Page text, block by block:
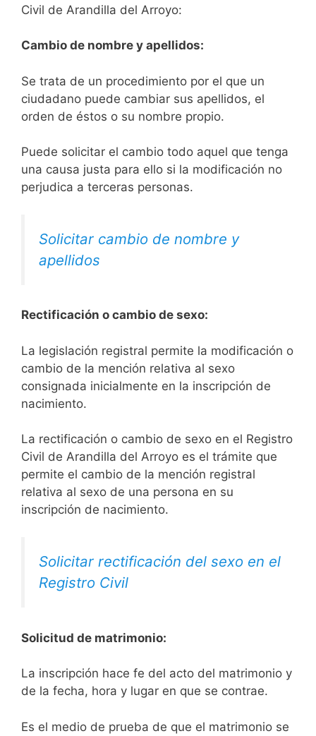
Civil de Arandilla del Arroyo:
Cambio de nombre y apellidos:
Se trata de un procedimiento por el que un
ciudadano puede cambiar sus apellidos, el
orden de éstos o su nombre propio.
Puede solicitar el cambio todo aquel que tenga
una causa justa para ello si la modificación no
perjudica a terceras personas.
Solicitar cambio de nombre y
apellidos
Rectificación o cambio de sexo:
La legislación registral permite la modificación o
cambio de la mención relativa al sexo
consignada inicialmente en la inscripción de
nacimiento.
La rectificación o cambio de sexo en el Registro
Civil de Arandilla del Arroyo es el trámite que
permite el cambio de la mención registral
relativa al sexo de una persona en su
inscripción de nacimiento.
Solicitar rectificación del sexo en el
Registro Civil
Solicitud de matrimonio:
La inscripción hace fe del acto del matrimonio y
de la fecha, hora y lugar en que se contrae.
Es el medio de prueba de que el matrimonio se